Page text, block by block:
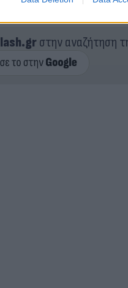
στην αναζήτηση